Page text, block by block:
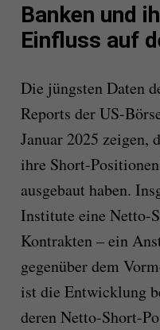
Banken und
Einfluss auf
Die jüngsten Daten
Reports der US-
Januar 2025 zeigen,
ihre Short-
ausgebaut haben.
Institute eine Netto-
Kontrakten – ein
gegenüber dem
ist die Entwicklung
deren Netto-Short-